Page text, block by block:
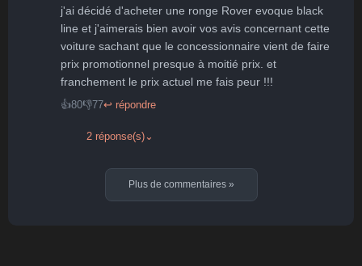
j'ai décidé d'acheter une ronge Rover evoque black
line et j'aimerais bien avoir vos avis concernant cette
voiture sachant que le concessionnaire vient de faire
prix promotionnel presque à moitié prix. et
franchement le prix actuel me fais peur !!!
👍80👎77↩ répondre
2 réponse(s) ⌄
Plus de commentaires »